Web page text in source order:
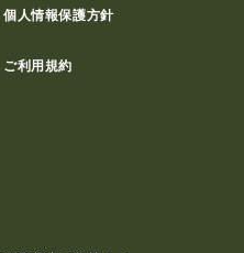
個人情報保護方針
ご利用規約